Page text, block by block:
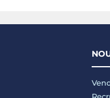
Marron clair